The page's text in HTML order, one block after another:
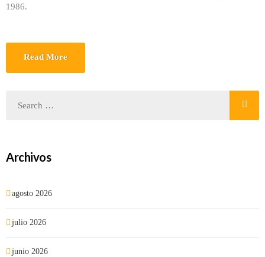
1986.
Read More
Archivos
agosto 2026
julio 2026
junio 2026